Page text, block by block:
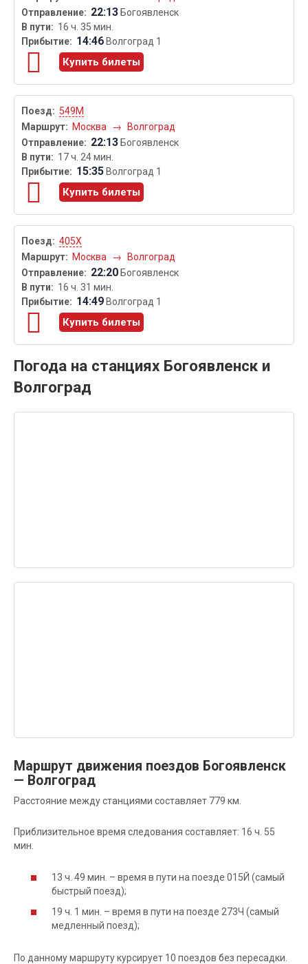
22:13 Богоявленск
16 ч. 35 мин.
14:46 Волгоград 1
Купить билеты
549М
Москва
→ Волгоград
22:13 Богоявленск
17 ч. 24 мин.
15:35 Волгоград 1
Купить билеты
405Х
Москва
→ Волгоград
22:20 Богоявленск
16 ч. 31 мин.
14:49 Волгоград 1
Купить билеты
Погода на станциях Богоявленск и
Волгоград
Маршрут движения поездов Богоявленск
— Волгоград
Расстояние между станциями составляет 779 км.
Приблизительное время следования составляет: 16 ч. 55
мин.
13 ч. 49 мин. – время в пути на поезде 015Й (самый
быстрый поезд);
19 ч. 1 мин. – время в пути на поезде 273Ч (самый
медленный поезд);
По данному маршруту курсирует 10 поездов без пересадки.